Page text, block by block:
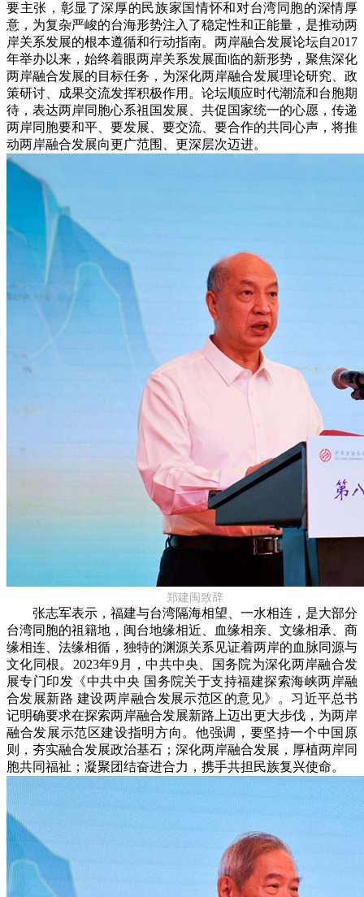
要主张，彰显了深厚的民族家国情怀和对台湾同胞的深情厚
意，为复杂严峻的台海形势注入了稳定性和正能量，是推动两
岸关系发展的根本遵循和行动指南。两岸融合发展论坛自2017
年举办以来，始终着眼两岸关系发展面临的新形势，聚焦深化
两岸融合发展的目标任务，为深化两岸融合发展理论研究、政
策研讨、成果交流发挥积极作用。论坛顺应时代潮流和台胞期
待，表达两岸同胞心系祖国发展、共促国家统一的心愿，传递
两岸同胞要和平、要发展、要交流、要合作的共同心声，将推
动两岸融合发展向更广范围、更深层次迈进。
郑建闽致辞
张志军表示，福建与台湾隔海相望、一水相连，是大部分
台湾同胞的祖籍地，闽台地缘相近、血缘相亲、文缘相承、商
缘相连、法缘相循，独特的渊源关系见证着两岸的血脉同源与
文化同根。2023年9月，中共中央、国务院为深化两岸融合发
展专门印发《中共中央 国务院关于支持福建探索海峡两岸融
合发展新路 建设两岸融合发展示范区的意见》。习近平总书
记明确要求在探索两岸融合发展新路上迈出更大步伐，为两岸
融合发展示范区建设指明方向。他强调，要坚持一个中国原
则，夯实融合发展政治基石；深化两岸融合发展，厚植两岸同
胞共同福祉；凝聚团结奋进合力，携手共担民族复兴使命。